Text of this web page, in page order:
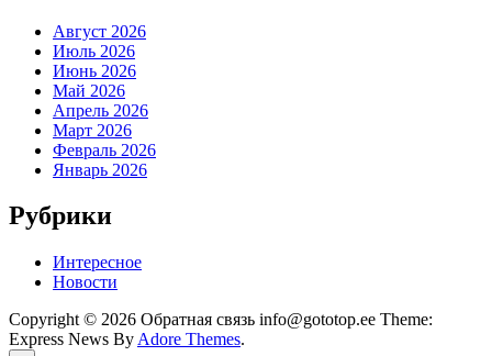
Август 2026
Июль 2026
Июнь 2026
Май 2026
Апрель 2026
Март 2026
Февраль 2026
Январь 2026
Рубрики
Интересное
Новости
Copyright © 2026 Обратная связь info@gototop.ee Theme:
Express News By Adore Themes.